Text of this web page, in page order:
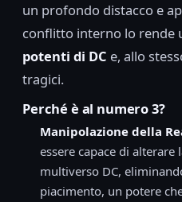
un profondo distacco e
conflitto interno lo rende
potenti di DC e, allo
tragici.
Perché è al numero 3?
Manipolazione della
essere capace di
multiverso DC,
piacimento, un potere